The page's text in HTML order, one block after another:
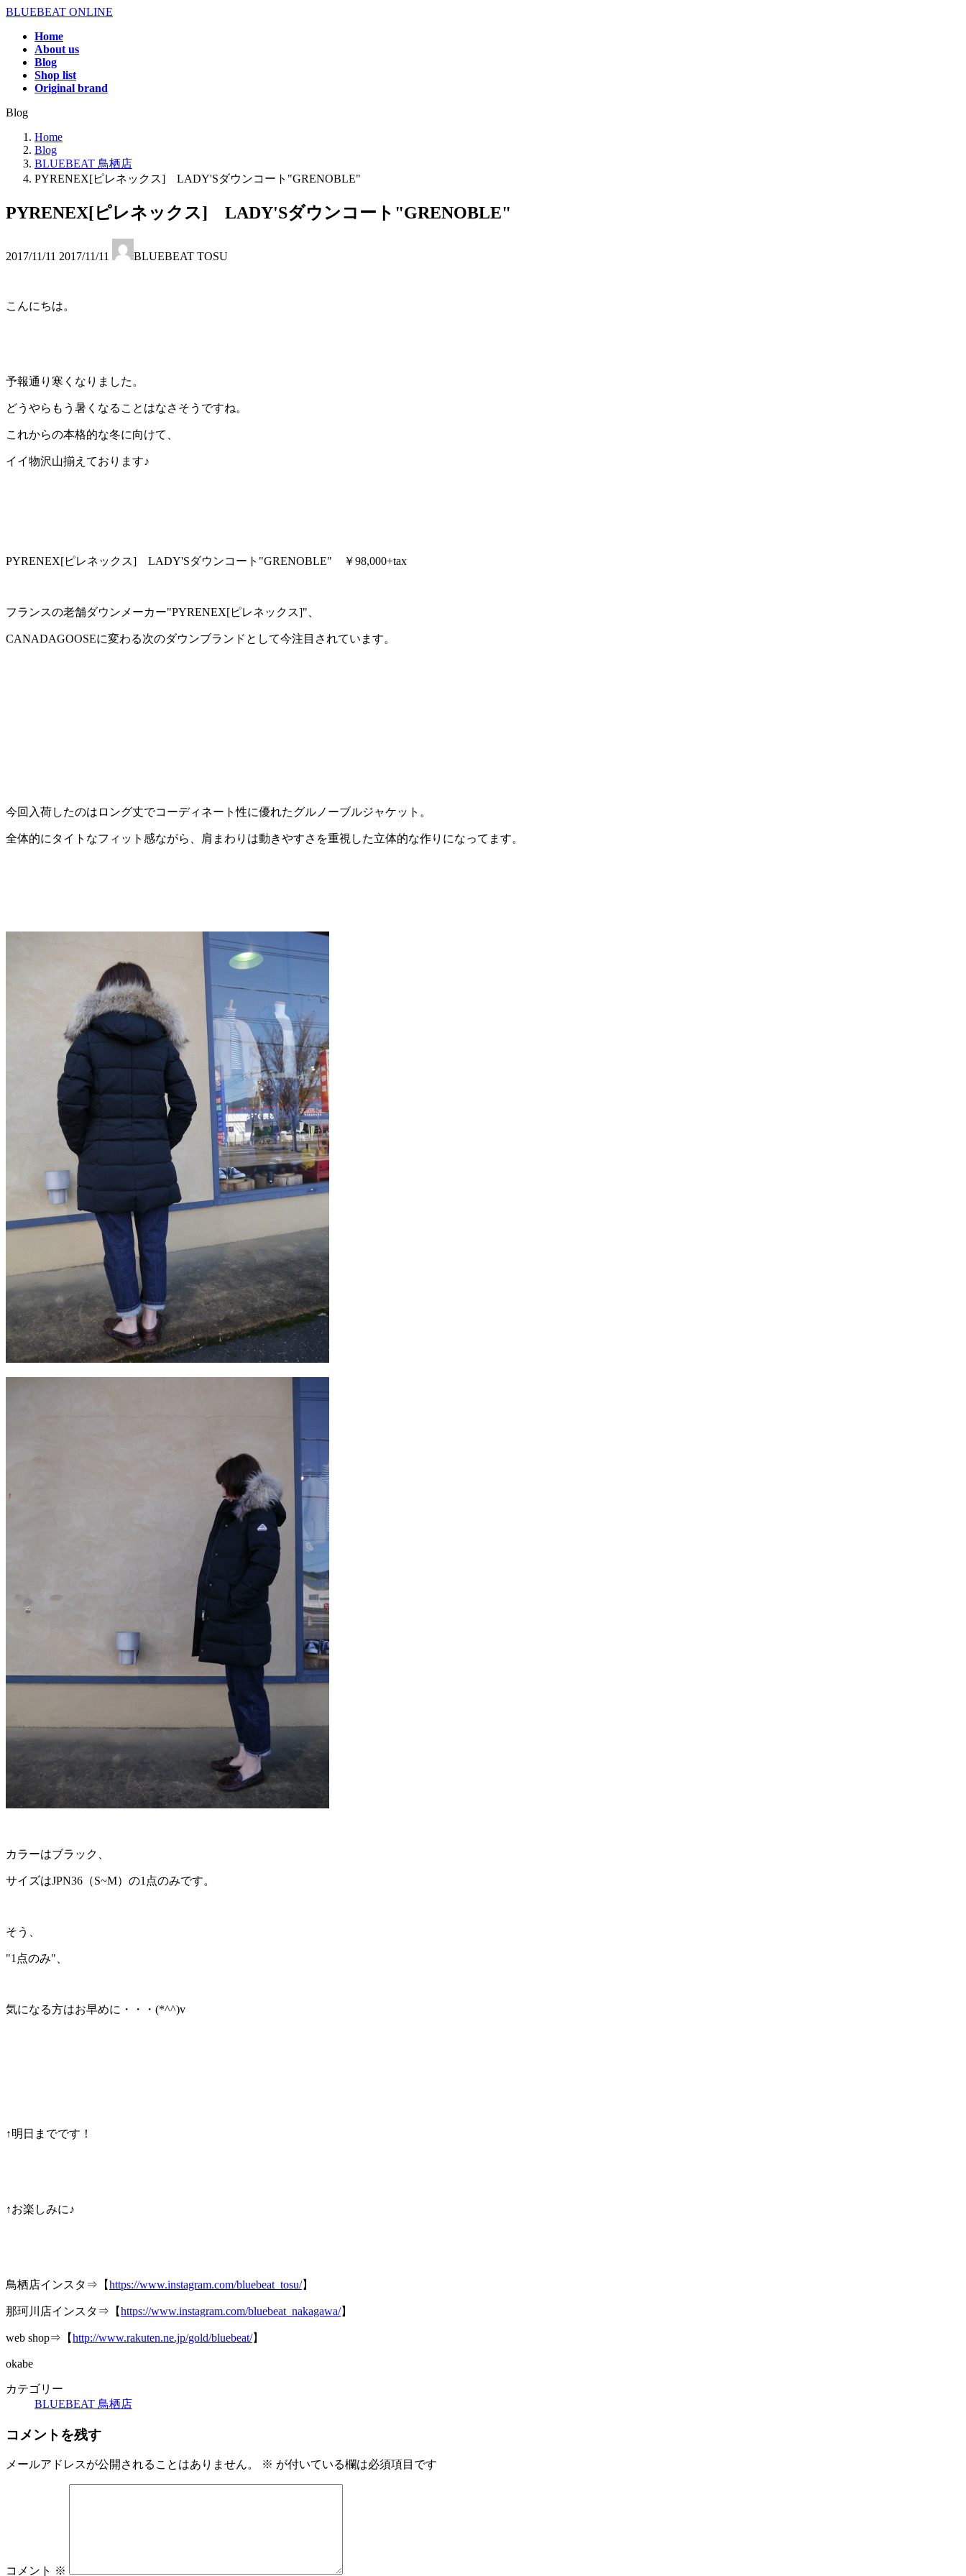
コ
キ
ナ
に
BLUEBEAT ONLINE
Home
About us
Blog
Shop list
Original brand
Blog
Home
Blog
BLUEBEAT 鳥栖店
PYRENEX[ピレネックス] LADY'Sダウンコート"GRENOBLE"
PYRENEX[ピレネックス] LADY'Sダウンコート"GRENOBLE"
2017/11/11 終
日
2017/11/11 BLUEBEAT TOSU
こんにちは。
予報通り寒くなりました。
どうやらもう暑くなることはなさそうですね。
これからの本格的な冬に向けて、
イイ物沢山揃えております♪
PYRENEX[ピレネックス] LADY'Sダウンコート"GRENOBLE" ￥98,000+tax
フランスの老舗ダウンメーカー"PYRENEX[ピレネックス]"、
CANADAGOOSEに変わる次のダウンブランドとして今注目されています。
今回入荷したのはロング丈でコーディネート性に優れたグルノーブルジャケット。
全体的にタイトなフィット感ながら、肩まわりは動きやすさを重視した立体的な作りになってます。
カラーはブラック、
サイズはJPN36（S~M）の1点のみです。
そう、
"1点のみ"、
気になる方はお早めに・・・(*^^)v
↑明日までです！
↑お楽しみに♪
鳥栖店インスタ⇒【https://www.instagram.com/bluebeat_tosu/】
那珂川店インスタ⇒【https://www.instagram.com/bluebeat_nakagawa/】
web shop⇒【http://www.rakuten.ne.jp/gold/bluebeat/】
okabe
カテゴリー
BLUEBEAT 鳥栖店
コメントを残す
メールアドレスが公開されることはありません。 ※ が付いている欄は必須項目です
コメント ※